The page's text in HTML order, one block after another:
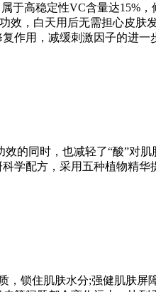
高稳定性VC含量达15%，
，白天用后无需担心皮
用，减缓刺激因子的进
同时，也减轻了“酸”对
配方，采用五种植物精
锁住肌肤水分;强健肌肤屏